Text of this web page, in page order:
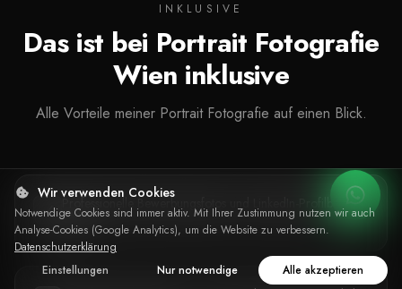
INKLUSIVE
Das ist bei Portrait Fotografie
Wien inklusive
Alle Vorteile meiner Portrait Fotografie auf einen Blick.
Professionelle Bewerbungsfotos und LinkedIn-Profilbilder in
Wien
Wir verwenden Cookies
Notwendige Cookies sind immer aktiv. Mit Ihrer Zustimmung nutzen wir auch
Analyse-Cookies (Google Analytics), um die Website zu verbessern.
Datenschutzerklärung
Einstellungen
Nur notwendige Alle akzeptieren